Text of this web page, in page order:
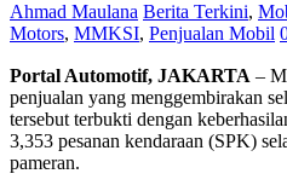
Ahmad Maulana Berita Terkini,
Motors, MMKSI, Penjualan Mobil
Portal Automotif, JAKARTA –
penjualan yang menggembirakan
tersebut terbukti dengan
3,353 pesanan kendaraan (SPK)
pameran.